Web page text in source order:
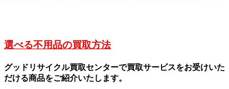
選べる不用品の買取方法
グッドリサイクル買取センターで買取サービスをお受けいた
だける商品をご紹介いたします。